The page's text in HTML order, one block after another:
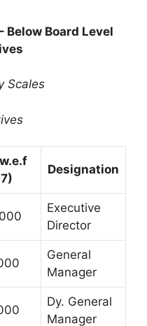
Below Board Level
Scales
Designation
Executive
Director
General
Manager
Dy. General
Manager